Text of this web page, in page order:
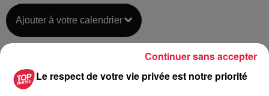
Ajouter à votre calendrier
Date
Le respect de votre vie privée est notre priorité
Continuer sans accepter